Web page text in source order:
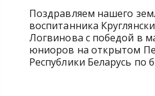
Поздравляем нашего
воспитанника
Логвинова с победой в
юниоров на открытом
Республики Беларусь по